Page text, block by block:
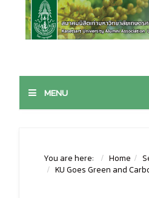
MENU
You are here: Home
KU Goes Green and